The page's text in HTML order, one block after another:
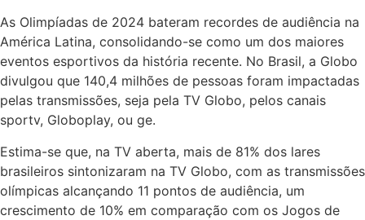
As Olimpíadas de 2024 bateram recordes de audiência na
América Latina, consolidando-se como um dos maiores
eventos esportivos da história recente. No Brasil, a Globo
divulgou que 140,4 milhões de pessoas foram impactadas
pelas transmissões, seja pela TV Globo, pelos canais
sportv, Globoplay, ou ge.
Estima-se que, na TV aberta, mais de 81% dos lares
brasileiros sintonizaram na TV Globo, com as transmissões
olímpicas alcançando 11 pontos de audiência, um
crescimento de 10% em comparação com os Jogos de